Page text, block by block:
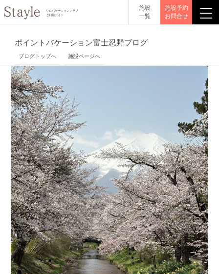
リロバケーションクラブ
ご利用ガイド
施設
一覧
施設予約
お問合せ
ポイントバケーション富士忍野ブログ
ブログトップへ 施設ページへ